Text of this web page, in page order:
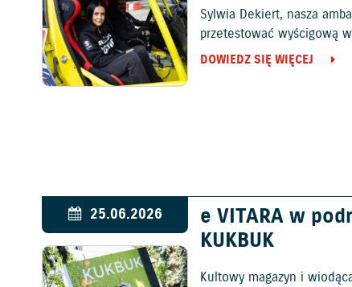
Sylwia Dekiert, nasza
przetestować wyścigową
DOWIEDZ SIĘ WIĘCEJ
25.06.2026
e VITARA w
KUKBUK
Kultowy magazyn i